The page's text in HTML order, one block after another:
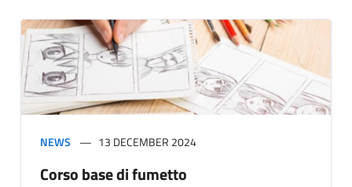
NEWS 13 DECEMBER 2024
Corso base di fumetto